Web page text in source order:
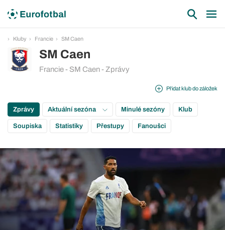
Kluby Francie SM Caen
SM Caen
Francie - SM Caen - Zprávy
Přidat klub do záložek
Zprávy Aktuální sezóna Minulé sezóny Klub
Soupiska Statistiky Přestupy Fanoušci